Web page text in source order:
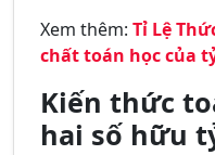
Xem thêm: Tỉ Lệ
chất toán học của
Kiến thức
hai số hữu